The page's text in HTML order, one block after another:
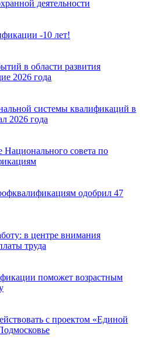
деятельности
-10 лет!
в области развития
2026 года
системы квалификаций в
2026 года
Национального совета по
одобрил 47
в центре внимания
труда
поможет возрастным
с проектом «Единой